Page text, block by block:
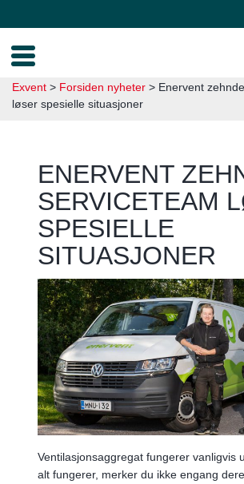
Exvent > Forsiden nyheter > Enervent
løser spesielle situasjoner
ENERVENT
SERVICETEAM
SPESIELLE
SITUASJONER
Ventilasjonsaggregat fungerer vanligvis
alt fungerer, merker du ikke engang